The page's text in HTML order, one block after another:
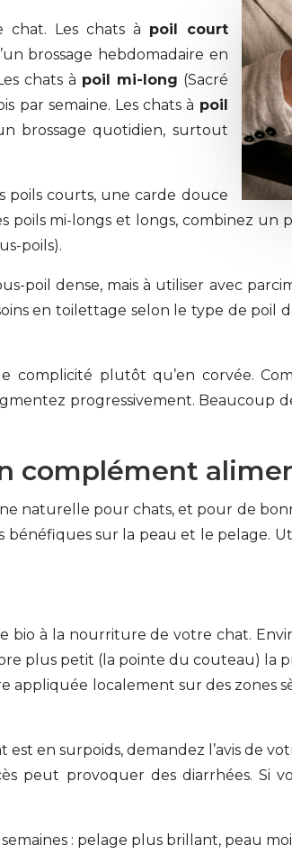
Les chats à poil court
brossage hebdomadaire en
chats à poil mi-long (Sacré
par semaine. Les chats à poil
brossage quotidien, surtout
poils courts, une carde douce
mi-longs et longs, combinez un
poils).
poil dense, mais à utiliser avec
en toilettage selon le type de poil
complicité plutôt qu’en corvée.
progressivement. Beaucoup
complément
naturelle pour chats, et pour de
sur la peau et le pelage.
bio à la nourriture de votre chat.
plus petit (la pointe du couteau) la
appliquée localement sur des zones
est en surpoids, demandez l’avis de
peut provoquer des diarrhées. Si
: pelage plus brillant, peau